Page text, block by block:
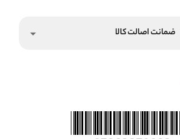
ضمانت اصالت کالا arrow_drop_down